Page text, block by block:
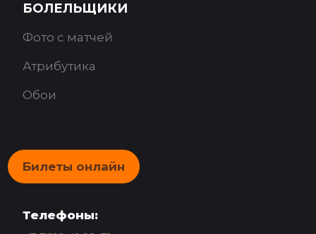
БОЛЕЛЬЩИКИ
Фото с матчей
Атрибутика
Обои
Билеты онлайн
Телефоны: